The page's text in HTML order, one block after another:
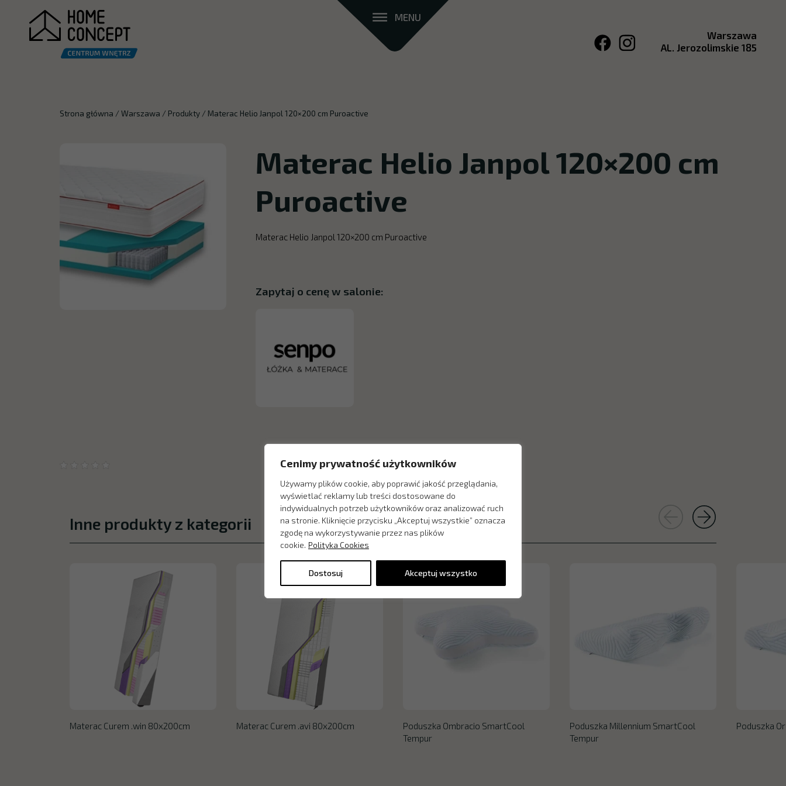
Cenimy prywatność użytkowników
Używamy plików cookie, aby poprawić jakość przeglądania,
wyświetlać reklamy lub treści dostosowane do
indywidualnych potrzeb użytkowników oraz analizować ruch
na stronie. Kliknięcie przycisku „Akceptuj wszystkie” oznacza
zgodę na wykorzystywanie przez nas plików
cookie. Polityka Cookies
Dostosuj Akceptuj wszystko
MENU
Warszawa
AL. Jerozolimskie 185
Strona główna /Warszawa /Produkty / Materac Helio Janpol 120×200 cm Puroactive
Materac Helio Janpol 120×200 cm
Puroactive
Materac Helio Janpol 120×200 cm Puroactive
Zapytaj o cenę w salonie:
Inne produkty z kategorii
Materac Curem .win 80x200cm Materac Curem .avi 80x200cm
Poduszka Ombracio SmartCool
Tempur
Poduszka Millennium SmartCool
Tempur
Poduszka